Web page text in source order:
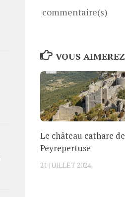
commentaire(s)
VOUS
Le château cathare de
Peyrepertuse
21 JUILLET 2024